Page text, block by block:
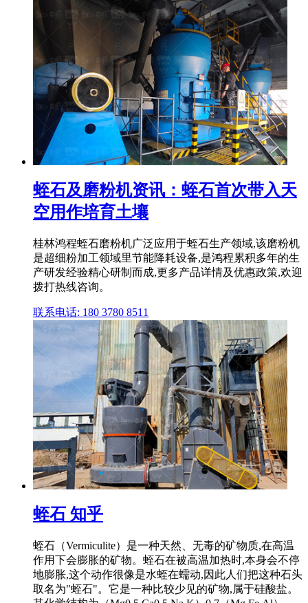
蛭石及磨粉机资讯：蛭石首次带入天
空用作培育土壤
桂林鸿程蛭石磨粉机广泛应用于蛭石生产领域,该磨粉机
是超细粉加工领域里节能降耗设备,是鸿程累积多年的生
产研发经验精心研制而成,更多产品详情及优惠政策,欢迎
拨打热线咨询。
联系电话: 180 3780 8511
蛭石 知乎
蛭石（Vermiculite）是一种天然、无毒的矿物质,在高温
作用下会膨胀的矿物。蛭石在被高温加热时,本身会不停
地膨胀,这个动作很像是水蛭在蠕动,因此人们把这种石头
取名为"蛭石"。它是一种比较少见的矿物,属于硅酸盐。